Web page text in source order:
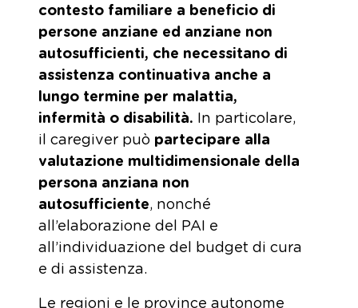
contesto familiare a beneficio di
persone anziane ed anziane non
autosufficienti, che necessitano di
assistenza continuativa anche a
lungo termine per malattia,
infermità o disabilità. In particolare,
il caregiver può partecipare alla
valutazione multidimensionale della
persona anziana non
autosufficiente, nonché
all’elaborazione del PAI e
all’individuazione del budget di cura
e di assistenza.
Le regioni e le province autonome